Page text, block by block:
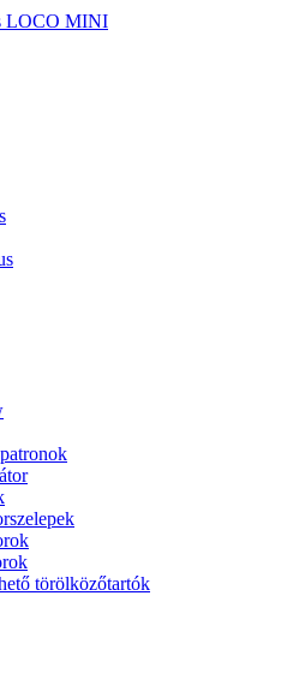
LOCO MINI
törölközőtartók